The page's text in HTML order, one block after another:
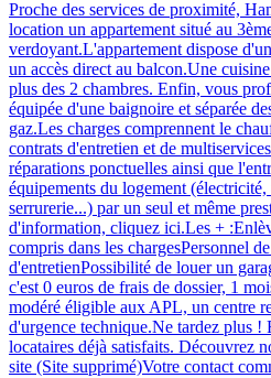
Proche des services de proximité,
location un appartement situé au
verdoyant.L'appartement dispose
un accès direct au balcon.Une
plus des 2 chambres. Enfin, vous
équipée d'une baignoire et séparée
gaz.Les charges comprennent le
contrats d'entretien et de
réparations ponctuelles ainsi que
équipements du logement
serrurerie...) par un seul et même
d'information, cliquez ici.Les +
compris dans les chargesPersonnel
d'entretienPossibilité de louer un
c'est 0 euros de frais de dossier, 1
modéré éligible aux APL, un centre
d'urgence technique.Ne tardez plus !
locataires déjà satisfaits. Découvrez
site (Site supprimé)Votre contact